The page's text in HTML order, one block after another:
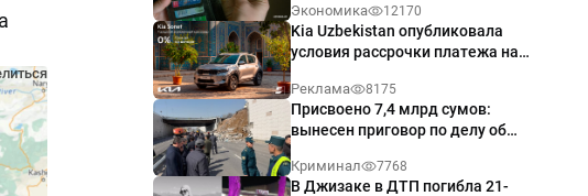
Экономика 12170
Kia Uzbekistan опубликовала
условия рассрочки платежа на
годовых
Реклама 8175
Присвоено 7,4 млрд сумов:
вынесен приговор по делу об
Ташкенте
Криминал 7768
В Джизаке в ДТП погибла 21-